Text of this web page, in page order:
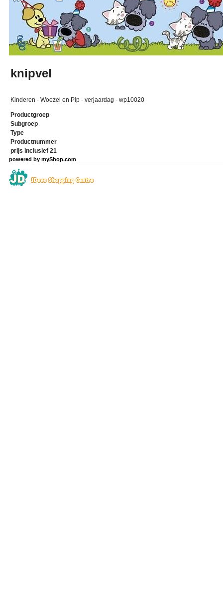
knipvel
Kinderen - Woezel en Pip - verjaardag - wp10020
Productgroep
Subgroep
Type
Productnummer
prijs inclusief 21
powered by myShop.com